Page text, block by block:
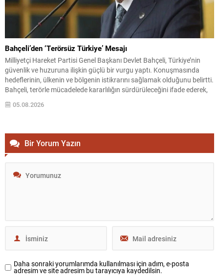
Bahçeli’den ‘Terörsüz Türkiye’ Mesajı
Milliyetçi Hareket Partisi Genel Başkanı Devlet Bahçeli, Türkiye’nin
güvenlik ve huzuruna ilişkin güçlü bir vurgu yaptı. Konuşmasında
hedeflerinin, ülkenin ve bölgenin istikrarını sağlamak olduğunu belirtti.
Bahçeli, terörle mücadelede kararlılığın sürdürüleceğini ifade ederek,
toplumun her kesiminin bu hedef doğrultusunda birleşmesi gerektiğini
söyledi. Hedef: Huzur ve İstikrar “Hedefimiz Türkiye’nin ve bölgemin
05.08.2026
Bir Yorum Yazın
Daha sonraki yorumlarımda kullanılması için adım, e-posta
adresim ve site adresim bu tarayıcıya kaydedilsin.